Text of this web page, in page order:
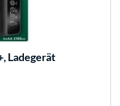
Ladegerät